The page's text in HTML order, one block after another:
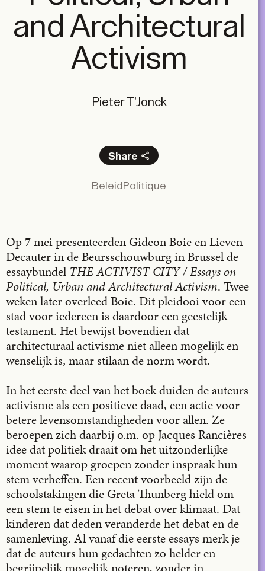
and Architectural
Activism
Pieter T’Jonck
Share
X
BeleidPolitique
Op 7 mei presenteerden Gideon Boie en Lieven
Decauter in de Beursschouwburg in Brussel de
essaybundel THE ACTIVIST CITY / Essays on
Political, Urban and Architectural Activism. Twee
weken later overleed Boie. Dit pleidooi voor een
stad voor iedereen is daardoor een geestelijk
testament. Het bewijst bovendien dat
architecturaal activisme niet alleen mogelijk en
wenselijk is, maar stilaan de norm wordt.
In het eerste deel van het boek duiden de auteurs
activisme als een positieve daad, een actie voor
betere levensomstandigheden voor allen. Ze
beroepen zich daarbij o.m. op Jacques Rancières
idee dat politiek draait om het uitzonderlijke
moment waarop groepen zonder inspraak hun
stem verheffen. Een recent voorbeeld zijn de
schoolstakingen die Greta Thunberg hield om
een stem te eisen in het debat over klimaat. Dat
kinderen dat deden veranderde het debat en de
samenleving. Al vanaf die eerste essays merk je
dat de auteurs hun gedachten zo helder en